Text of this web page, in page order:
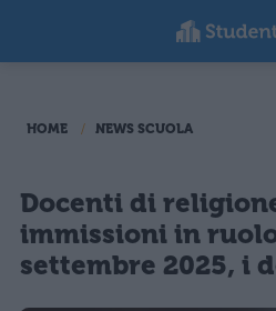
HOME NEWS SCUOLA
Docenti di
immissioni in
settembre 2025, i